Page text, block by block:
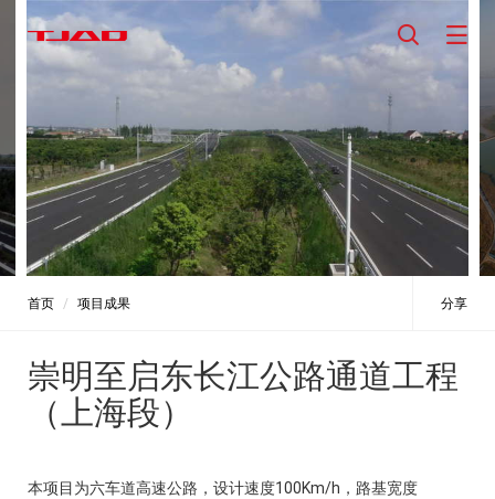
首页 项目成果 分享
崇明至启东长江公路通道工程
（上海段）
本项目为六车道高速公路，设计速度100Km/h，路基宽度